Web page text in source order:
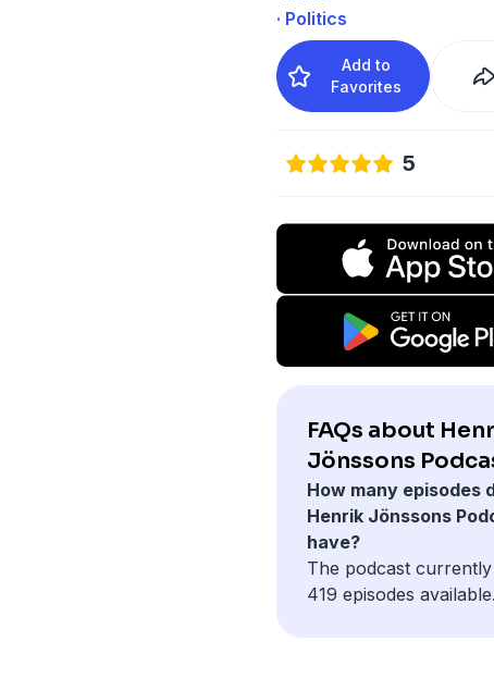
· Politics
Add to
Favorites
5
FAQs about
Jönssons
How many episodes
Henrik Jönssons
have?
The podcast currently
419 episodes available.